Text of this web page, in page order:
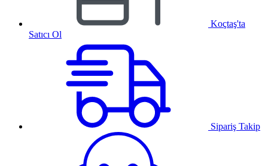
Koçtaş'ta
Satıcı Ol
Sipariş Takip